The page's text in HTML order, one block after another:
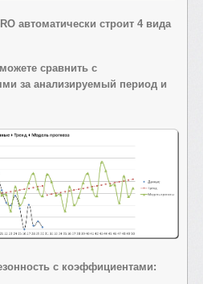
автоматически строит 4 вида
сравнить с
за анализируемый период и
с коэффициентами: